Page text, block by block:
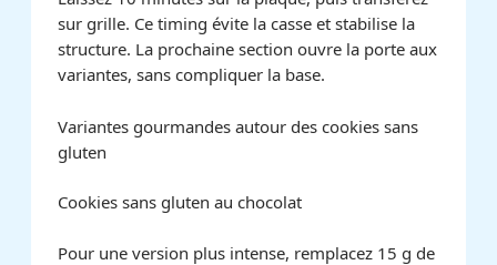
sur grille. Ce timing évite la casse et stabilise la
structure. La prochaine section ouvre la porte aux
variantes, sans compliquer la base.
Variantes gourmandes autour des cookies sans
gluten
Cookies sans gluten au chocolat
Pour une version plus intense, remplacez 15 g de